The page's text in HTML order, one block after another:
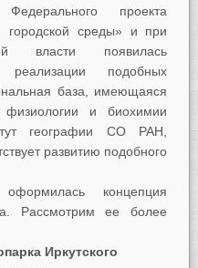
проекта
городской среды» и при
власти появилась
реализации подобных
база, имеющаяся
и биохимии
географии СО РАН,
развитию подобного
концепция
Рассмотрим ее более
Иркутского